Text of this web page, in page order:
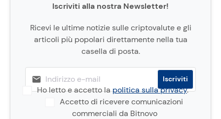
Iscriviti alla nostra Newsletter!
Ricevi le ultime notizie sulle criptovalute e gli
articoli più popolari direttamente nella tua
casella di posta.
Ho letto e accetto lapolitica sulla privacy.
Accetto di ricevere comunicazioni
commerciali da Bitnovo